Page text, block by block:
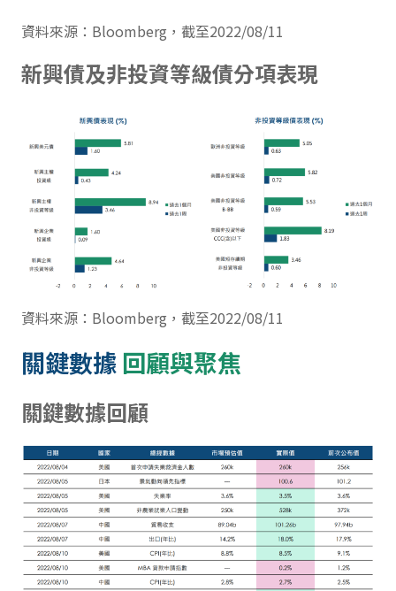
資料來源：Bloomberg，截至2022/08/11
新興債及非投資等級債分項表現
資料來源：Bloomberg，截至2022/08/11
關鍵數據 回顧與聚焦
關鍵數據回顧